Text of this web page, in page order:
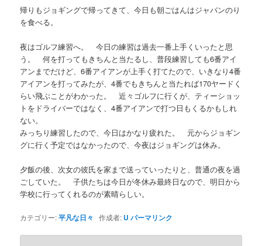
帰りもジョギングで帰ってきて、今日も朝ごはんはジャバンのり
を食べる。
夜はゴルフ練習へ。 今日の練習は過去一番上手くいったと思
う。 何を打ってもきちんと当たるし、普段練習しても6番アイ
アンまでだけど、6番アイアンが上手く打てたので、いきなり4番
アイアンを打ってみたが、4番でもきちんと当たれば170ヤードく
らい飛ぶことがわかった。 近々ゴルフに行くが、ティーショッ
トをドライバーではなく、4番アイアンで打つ日もくるかもしれ
ない。
みっちり練習したので、今日はかなり疲れた。 元からジョギン
グに行く予定ではなかったので、今夜はジョギングは休み。
夕飯の後、次女の彼氏を家まで送っていったりと、普通の夜を過
ごしていた。 子供たちは今日が冬休み最終日なので、明日から
学校に行ってくれるのが素晴らしい。
カテゴリー:平凡な日々 作成者: U パーマリンク